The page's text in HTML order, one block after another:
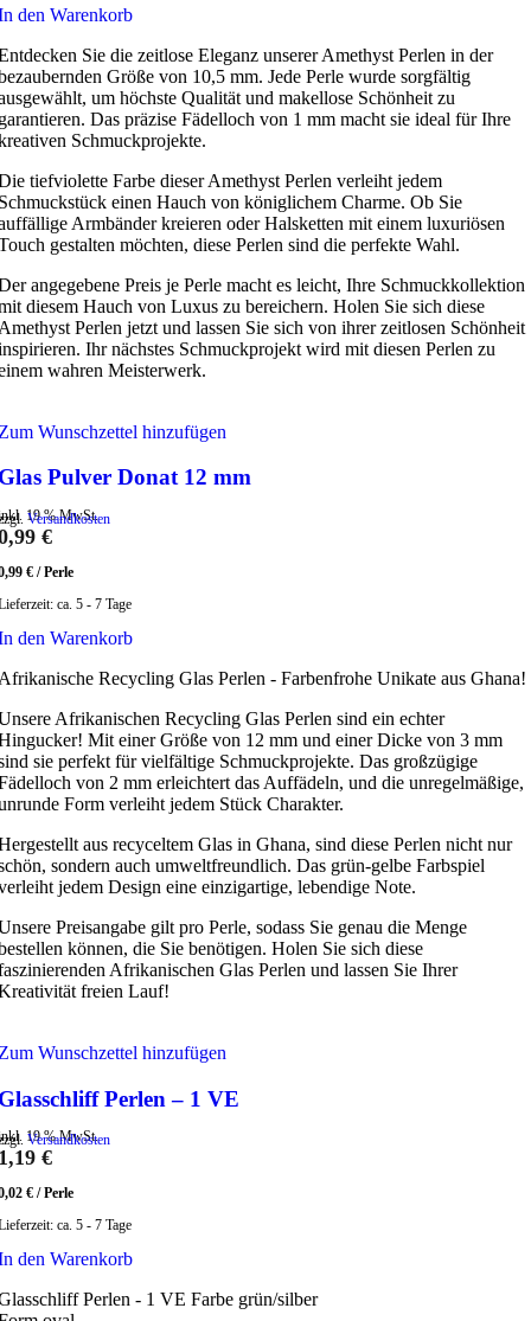
den Warenkorb
Sie die zeitlose Eleganz unserer Amethyst Perlen in der
Größe von 10,5 mm. Jede Perle wurde sorgfältig
um höchste Qualität und makellose Schönheit zu
Das präzise Fädelloch von 1 mm macht sie ideal für Ihre
Schmuckprojekte.
tiefviolette Farbe dieser Amethyst Perlen verleiht jedem
einen Hauch von königlichem Charme. Ob Sie
Armbänder kreieren oder Halsketten mit einem luxuriösen
gestalten möchten, diese Perlen sind die perfekte Wahl.
angegebene Preis je Perle macht es leicht, Ihre Schmuckkollektion
diesem Hauch von Luxus zu bereichern. Holen Sie sich diese
Perlen jetzt und lassen Sie sich von ihrer zeitlosen Schönheit
Ihr nächstes Schmuckprojekt wird mit diesen Perlen zu
wahren Meisterwerk.
Wunschzettel hinzufügen
Pulver Donat 12 mm
19 % MwSt.
Versandkosten
€
€ /Perle
ca. 5 - 7 Tage
den Warenkorb
Recycling Glas Perlen - Farbenfrohe Unikate aus Ghana!
Afrikanischen Recycling Glas Perlen sind ein echter
Mit einer Größe von 12 mm und einer Dicke von 3 mm
sie perfekt für vielfältige Schmuckprojekte. Das großzügige
von 2 mm erleichtert das Auffädeln, und die unregelmäßige,
Form verleiht jedem Stück Charakter.
aus recyceltem Glas in Ghana, sind diese Perlen nicht nur
sondern auch umweltfreundlich. Das grün-gelbe Farbspiel
jedem Design eine einzigartige, lebendige Note.
Preisangabe gilt pro Perle, sodass Sie genau die Menge
können, die Sie benötigen. Holen Sie sich diese
Afrikanischen Glas Perlen und lassen Sie Ihrer
freien Lauf!
Wunschzettel hinzufügen
Perlen – 1 VE
19 % MwSt.
Versandkosten
€
€ /Perle
ca. 5 - 7 Tage
den Warenkorb
Perlen - 1 VE Farbe grün/silber